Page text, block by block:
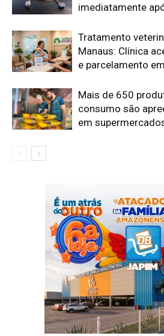
imediatamente
Tratamento
Manaus: Clínica
e parcelamento
Mais de 650
consumo são
em